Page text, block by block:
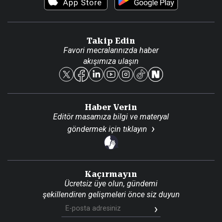
Reklam Ver
Takip Edin
Favori mecralarınızda haber
akışımıza ulaşın
Haber Verin
Editör masamıza bilgi ve materyal
göndermek için tıklayın
Kaçırmayın
Ücretsiz üye olun, gündemi
şekillendiren gelişmeleri önce siz duyun